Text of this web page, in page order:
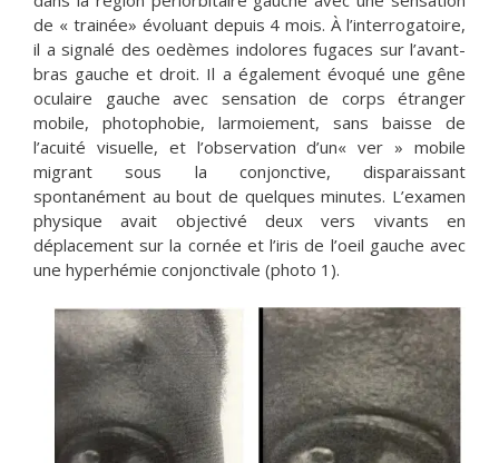
de « trainée» évoluant depuis 4 mois. À l’interrogatoire,
il a signalé des oedèmes indolores fugaces sur l’avant-
bras gauche et droit. Il a également évoqué une gêne
oculaire gauche avec sensation de corps étranger
mobile, photophobie, larmoiement, sans baisse de
l’acuité visuelle, et l’observation d’un« ver » mobile
migrant sous la conjonctive, disparaissant
spontanément au bout de quelques minutes. L’examen
physique avait objectivé deux vers vivants en
déplacement sur la cornée et l’iris de l’oeil gauche avec
une hyperhémie conjonctivale (photo 1).